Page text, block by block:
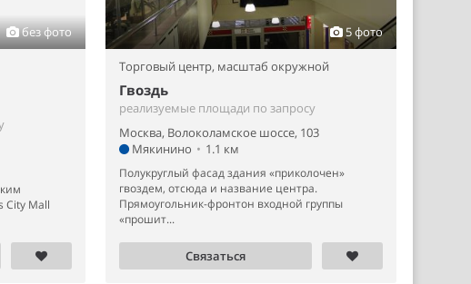
без фото
City Mall
5 фото
Торговый центр, масштаб окружной
Гвоздь
реализуемые площади по запросу
Москва, Волоколамское шоссе, 103
Мякинино • 1.1 км
Полукруглый фасад здания «приколочен»
гвоздем, отсюда и название центра.
Прямоугольник-фронтон входной группы
«прошит...
Связаться